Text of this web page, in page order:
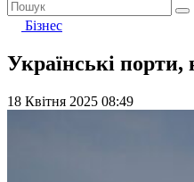
Бізнес
Українські
18 Квітня 2025 08:49